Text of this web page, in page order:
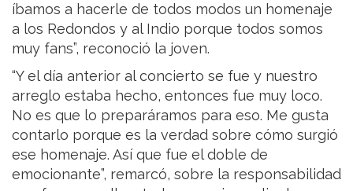
íbamos a hacerle de todos modos un homenaje
a los Redondos y al Indio porque todos somos
muy fans”, reconoció la joven.
“Y el día anterior al concierto se fue y nuestro
arreglo estaba hecho, entonces fue muy loco.
No es que lo preparáramos para eso. Me gusta
contarlo porque es la verdad sobre cómo surgió
ese homenaje. Así que fue el doble de
emocionante”, remarcó, sobre la responsabilidad